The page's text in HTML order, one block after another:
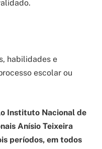
habilidades e
escolar ou
Instituto Nacional de
Anísio Teixeira
períodos, em todos